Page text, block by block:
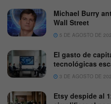
Michael Burry
Wall Street
5 DE AGOSTO DE
El gasto de
tecnológicas
3 DE AGOSTO DE
Etsy despide al